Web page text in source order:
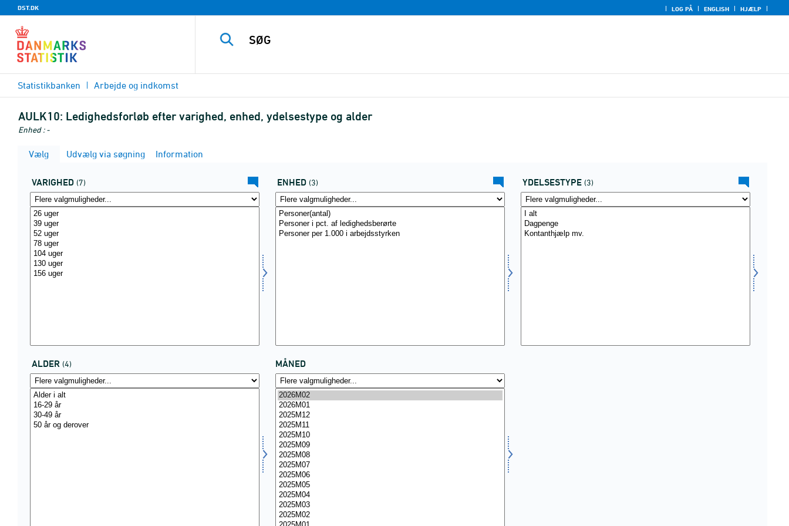
DST.DK LOG PÅ ENGLISH HJÆLP
Statistikbanken Arbejde og indkomst
AULK10: Ledighedsforløb efter varighed, enhed, ydelsestype og alder
Enhed : -
Vælg Udvælg via søgning Information
VARIGHED (7) ENHED (3) YDELSESTYPE (3)
ALDER (4) MÅNED